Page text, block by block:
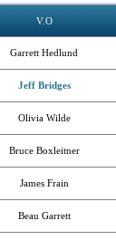
V.O
Garrett Hedlund
Jeff Bridges
Olivia Wilde
Bruce Boxleitner
James Frain
Beau Garrett